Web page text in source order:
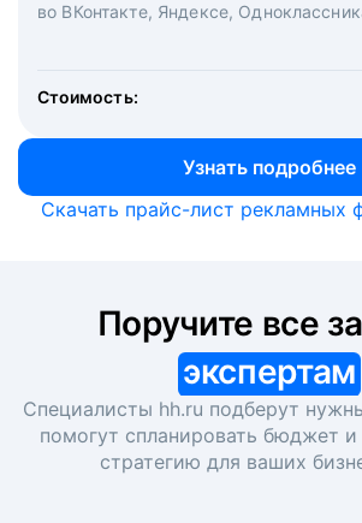
во ВКонтакте, Яндексе,
Стоимость:
Узнать подробнее
Скачать прайс-лист рекламных
экспертам
Специалисты hh.ru подберут
помогут спланировать бюджет
стратегию для ваших